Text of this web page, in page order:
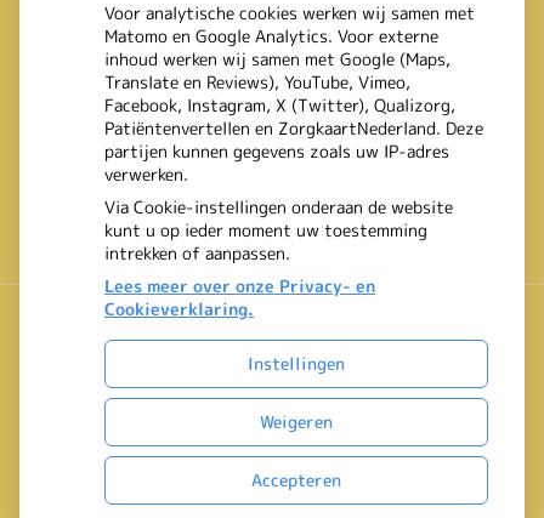
Uw Zorg Online|Beheer
Bezoek
onze
facebook
pagina
Privacy verklaring Cookie-instellingen Voorwaarden
Voor analytische cookies werken wij samen met
Matomo en Google Analytics. Voor externe
inhoud werken wij samen met Google (Maps,
Translate en Reviews), YouTube, Vimeo,
Facebook, Instagram, X (Twitter), Qualizorg,
Patiëntenvertellen en ZorgkaartNederland. Deze
partijen kunnen gegevens zoals uw IP-adres
verwerken.
Via Cookie-instellingen onderaan de website
kunt u op ieder moment uw toestemming
intrekken of aanpassen.
Lees meer over onze Privacy- en
Cookieverklaring.
Instellingen
Weigeren
Accepteren